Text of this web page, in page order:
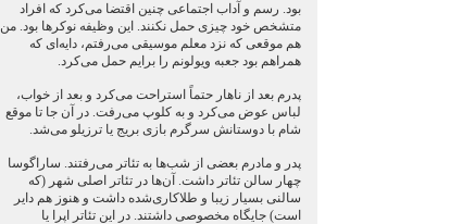
بود. رسم و آداب اجتماعی چنین اقتضا می‌کرد که افراد
متشخص خود چیزی حمل نکنند. این وظیفه نوکرها بود. من
هم موقعی که نزد معلم موسیقی می‌رفتم، دایه‌ای که
همراهم بود جعبه ویولونم را برایم حمل می‌کرد.
پدرم بعد از ناهار حتماً استراحت می‌کرد و بعد از خواب،
لباس عوض می‌کرد و به کلوپ می‌رفت. در آن جا تا موقع
شام با دوستانش سرگرم بازی بریج یا ترزیلو می‌شد.
پدر و مادرم بعضی از شب‌ها به تئاتر می‌رفتند. ساراگوسا
چهار سالن تئاتر داشت. آن‌ها در تئاتر اصلی شهر (که
سالنی بسیار زیبا و طلاکاری‌شده داشت و هنوز هم دایر
است) جایگاه مخصوصی داشتند. در این تئاتر اپرا یا